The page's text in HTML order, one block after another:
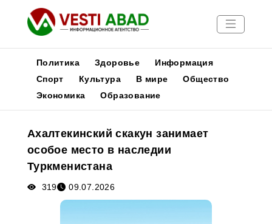
Новости
Медиа
Афиша
Политика Здоровье
Информация
Спорт
Культура В мире
Общество
Экономика
Образование
Ахалтекинский скакун занимает
особое место в наследии
Туркменистана
319 09.07.2026